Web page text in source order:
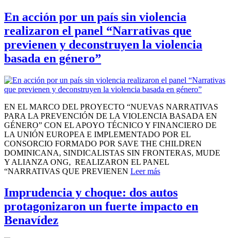
En acción por un país sin violencia
realizaron el panel “Narrativas que
previenen y deconstruyen la violencia
basada en género”
EN EL MARCO DEL PROYECTO “NUEVAS NARRATIVAS
PARA LA PREVENCIÓN DE LA VIOLENCIA BASADA EN
GÉNERO” CON EL APOYO TÉCNICO Y FINANCIERO DE
LA UNIÓN EUROPEA E IMPLEMENTADO POR EL
CONSORCIO FORMADO POR SAVE THE CHILDREN
DOMINICANA, SINDICALISTAS SIN FRONTERAS, MUDE
Y ALIANZA ONG, REALIZARON EL PANEL
“NARRATIVAS QUE PREVIENEN Leer más
Imprudencia y choque: dos autos
protagonizaron un fuerte impacto en
Benavídez